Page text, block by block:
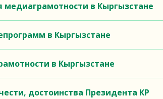
в Кыргызстане
в Кыргызстане
в Кыргызстане
достоинства Президента КР